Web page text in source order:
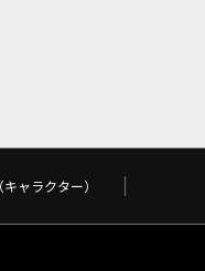
ャラクター）